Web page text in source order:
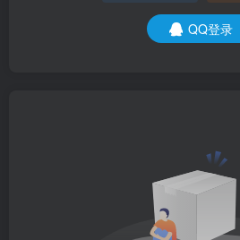
QQ登录